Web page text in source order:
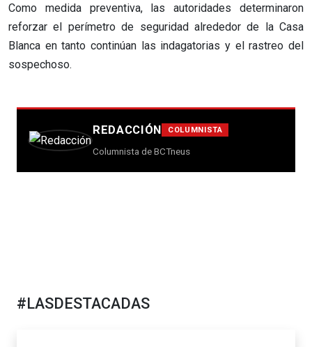
Como medida preventiva, las autoridades determinaron
reforzar el perímetro de seguridad alrededor de la Casa
Blanca en tanto continúan las indagatorias y el rastreo del
sospechoso.
REDACCIÓN COLUMNISTA
Columnista de BCTneus
#LASDESTACADAS